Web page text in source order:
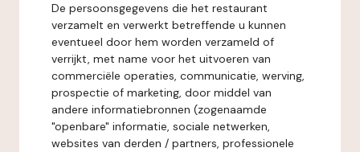
De persoonsgegevens die het restaurant
verzamelt en verwerkt betreffende u kunnen
eventueel door hem worden verzameld of
verrijkt, met name voor het uitvoeren van
commerciële operaties, communicatie, werving,
prospectie of marketing, door middel van
andere informatiebronnen (zogenaamde
"openbare" informatie, sociale netwerken,
websites van derden / partners, professionele